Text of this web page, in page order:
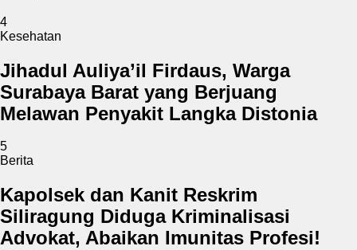
4
Kesehatan
Jihadul Auliya’il Firdaus, Warga
Surabaya Barat yang Berjuang
Melawan Penyakit Langka Distonia
5
Berita
Kapolsek dan Kanit Reskrim
Siliragung Diduga Kriminalisasi
Advokat, Abaikan Imunitas Profesi!